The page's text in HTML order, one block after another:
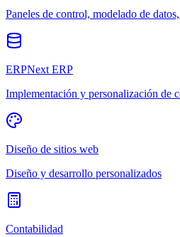
Paneles de control, modelado de
ERPNext ERP
Implementación y personalización de
Diseño de sitios web
Diseño y desarrollo personalizados
Contabilidad